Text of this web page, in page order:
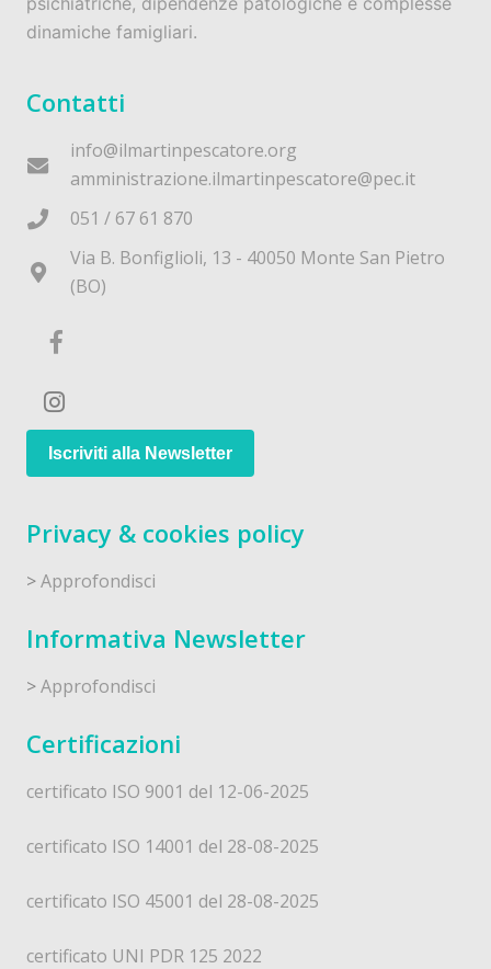
dinamiche famigliari.
Contatti
info@ilmartinpescatore.org
amministrazione.ilmartinpescatore@pec.it
051 / 67 61 870
Via B. Bonfiglioli, 13 - 40050 Monte San Pietro
(BO)
Iscriviti alla Newsletter
Privacy & cookies policy
>Approfondisci
Informativa Newsletter
>Approfondisci
Certificazioni
certificato ISO 9001 del 12-06-2025
certificato ISO 14001 del 28-08-2025
certificato ISO 45001 del 28-08-2025
certificato UNI PDR 125 2022